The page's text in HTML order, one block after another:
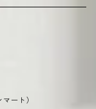
）
ート）